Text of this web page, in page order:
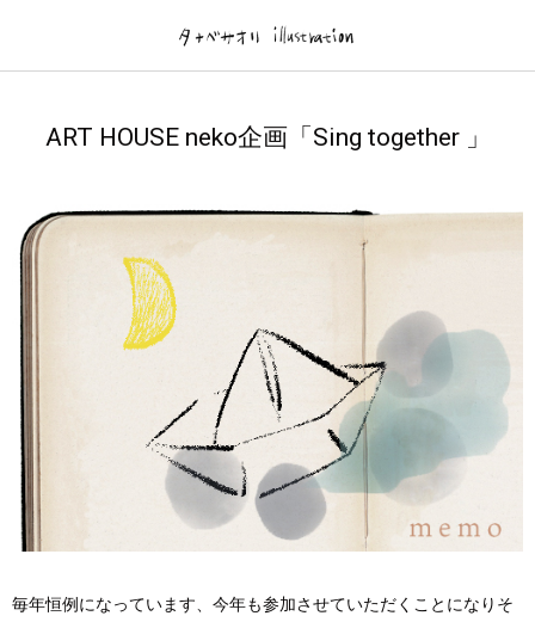
ART HOUSE neko企画「Sing together 」
毎年恒例になっています、今年も参加させていただくことになりそ
illustration
DM/ Flyer-個展.作品展-
News.Log